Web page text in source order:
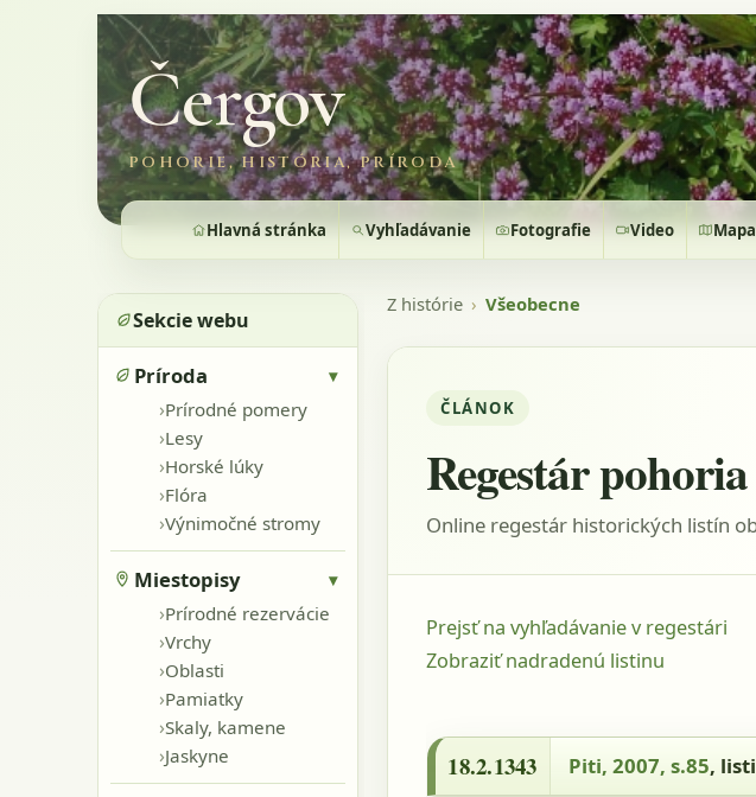
Čergov
POHORIE, HISTÓRIA, PRÍRODA
Hlavná stránka Vyhľadávanie Fotografie Video Mapa
Sekcie webu
Príroda ▾
›Prírodné pomery
›Lesy
›Horské lúky
›Flóra
›Výnimočné stromy
Miestopisy ▾
›Prírodné rezervácie
›Vrchy
›Oblasti
›Pamiatky
›Skaly, kamene
›Jaskyne
Z histórie › Všeobecne
ČLÁNOK
Regestár
Online regestár historických listín
Prejsť na vyhľadávanie v regestári
Zobraziť nadradenú listinu
18.2.1343 - Piti, 2007, s.85,
18.2.1343 Piti, 2007, s.85,